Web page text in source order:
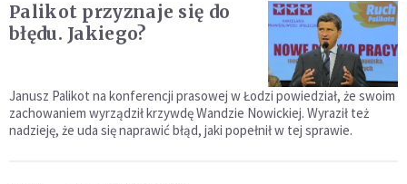
Palikot przyznaje się do
błędu. Jakiego?
Janusz Palikot na konferencji prasowej w Łodzi powiedział, że swoim
zachowaniem wyrządził krzywdę Wandzie Nowickiej. Wyraził też
nadzieję, że uda się naprawić błąd, jaki popełnił w tej sprawie.